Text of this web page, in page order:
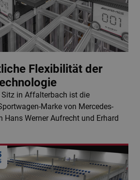
Flexibilität der
Sitz in Affalterbach ist die
Marke von Mercedes-
Hans Werner Aufrecht und Erhard